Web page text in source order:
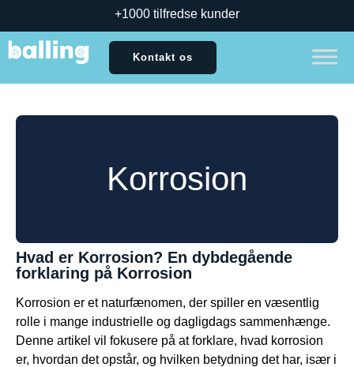
+1000 tilfredse kunder
Kontakt os
Korrosion
Hvad er Korrosion? En dybdegående
forklaring på Korrosion
Korrosion er et naturfænomen, der spiller en væsentlig
rolle i mange industrielle og dagligdags sammenhænge.
Denne artikel vil fokusere på at forklare, hvad korrosion
er, hvordan det opstår, og hvilken betydning det har, især i